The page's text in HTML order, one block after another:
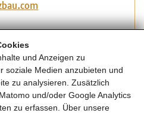
und Anzeigen zu
soziale Medien anzubieten und
zu analysieren. Zusätzlich
und/oder Google Analytics
zu erfassen. Über unsere
10. Juni 2024: EUR 38.-
Juni 2024: EUR 495.-
EUR 320.-
EUR 245.-